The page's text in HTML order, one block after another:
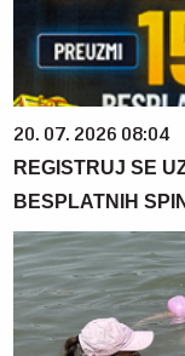
20. 07. 2026 08:04
REGISTRUJ SE
BESPLATNIH